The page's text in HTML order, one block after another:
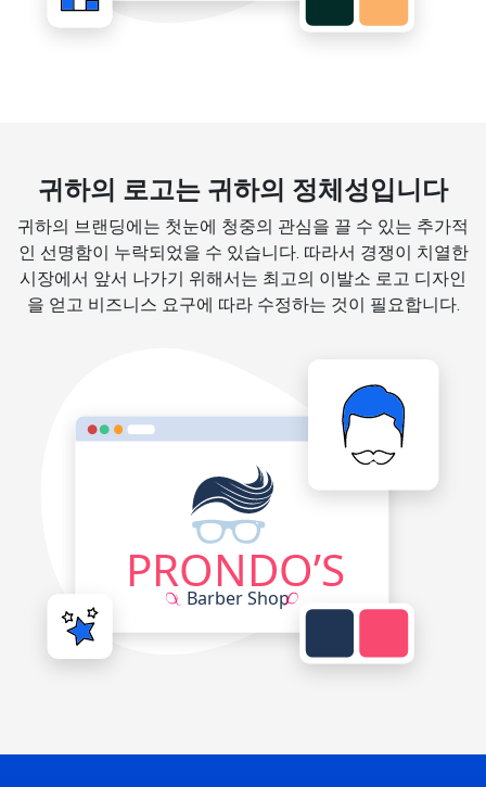
귀하의 로고는 귀하의 정체성입니다
귀하의 브랜딩에는 첫눈에 청중의 관심을 끌 수 있는 추가적
인 선명함이 누락되었을 수 있습니다. 따라서 경쟁이 치열한
시장에서 앞서 나가기 위해서는 최고의 이발소 로고 디자인
을 얻고 비즈니스 요구에 따라 수정하는 것이 필요합니다.